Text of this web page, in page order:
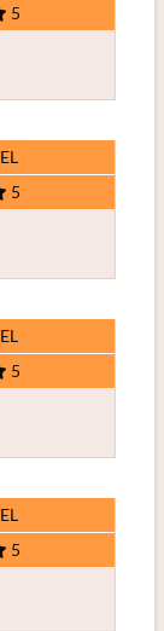
5
5
5
5